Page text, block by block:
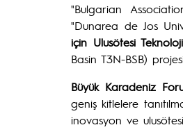
"Bulgarian
"Dunarea de Jos
için Ulusötesi
Basin T3N-BSB)
Büyük Karadeniz
geniş kitlelere
inovasyon ve